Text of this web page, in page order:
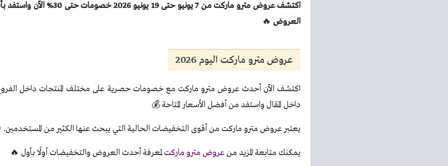
اكتشف عروض مترو ماركت من 7 يونيو حتى 19
العروض 🔥
عروض مترو ماركت اليوم 2026
اكتشف الآن أحدث عروض مترو ماركت مع خصومات حصرية على مختلف المنتجات داخل الفروع.
داخل المقال واستفد من أفضل الأسعار المتاحة 💰
يعتبر عروض مترو ماركت من أقوى التخفيضات الحالية التي يبحث عنها الكثير من
يمكنك متابعة المزيد منعروض مترو ماركتلمعرفة أحدث العروض والتخفيضات أولًا بأول 🔥